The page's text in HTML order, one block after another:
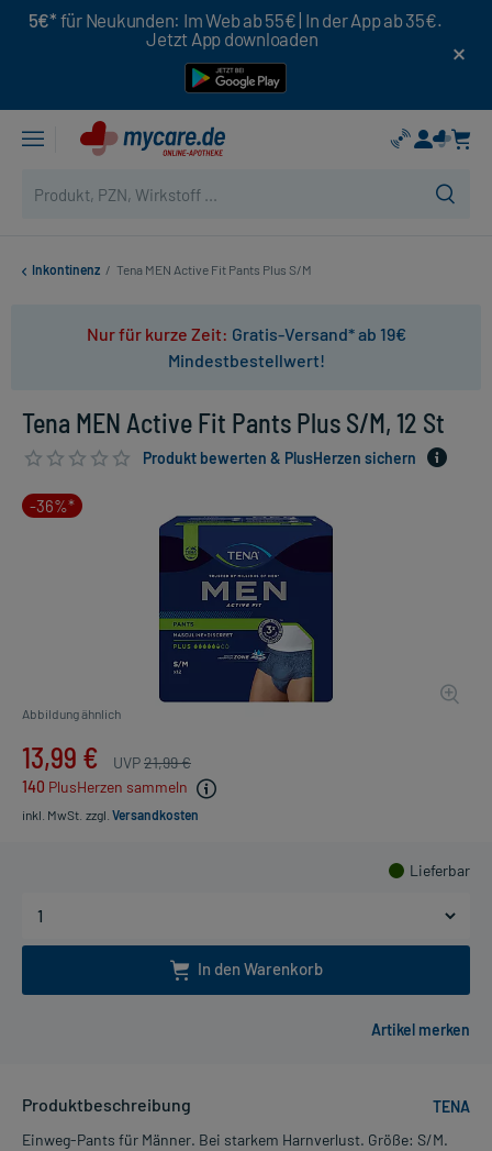
5€* für Neukunden: Im Web ab 55€ | In der App ab 35€.
Jetzt App downloaden
Inkontinenz / Tena MEN Active Fit Pants Plus S/M
Nur für kurze Zeit: Gratis-Versand* ab 19€
Mindestbestellwert!
Tena MEN Active Fit Pants Plus S/M, 12 St
Produkt bewerten & PlusHerzen sichern
-36%*
Abbildung ähnlich
13,99 € UVP21,99 €
140 PlusHerzen sammeln
inkl. MwSt. zzgl. Versandkosten
Lieferbar
In den Warenkorb
Produktbeschreibung
TENA
Einweg-Pants für Männer. Bei starkem Harnverlust. Größe: S/M.